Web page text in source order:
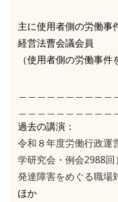
主に使用者側の労働事
経営法曹会議会員
（使用者側の労働事件
過去の講演：
令和８年度労働行政運
学研究会・例会2988回）
発達障害をめぐる職場
ほか